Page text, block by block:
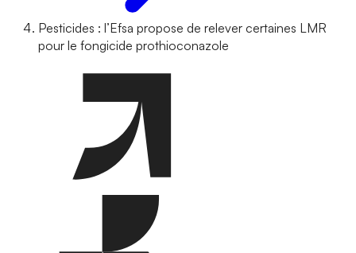
Pesticides : l’Efsa propose de relever certaines LMR
pour le fongicide prothioconazole